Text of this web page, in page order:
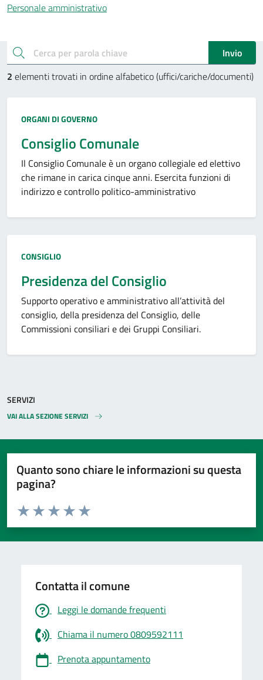
Personale amministrativo
Esplora gli uffici e aree
cerca
Invio
2 elementi trovati in ordine alfabetico (uffici/cariche/documenti)
Tipo amministrazione:
ORGANI DI GOVERNO
Consiglio Comunale
Il Consiglio Comunale è un organo collegiale ed elettivo
che rimane in carica cinque anni. Esercita funzioni di
indirizzo e controllo politico-amministrativo
Tipo amministrazione:
CONSIGLIO
Presidenza del Consiglio
Supporto operativo e amministrativo all’attività del
consiglio, della presidenza del Consiglio, delle
Commissioni consiliari e dei Gruppi Consiliari.
SERVIZI
VAI ALLA SEZIONE SERVIZI
Quanto sono chiare le informazioni su questa
pagina?
Valuta da 1 a 5 stelle la pagina
Valuta 5 stelle su 5
Valuta 4 stelle su 5
Valuta 3 stelle su 5
Valuta 2 stelle su 5
Valuta 1 stelle su 5
Contatta il comune
Leggi le domande frequenti
Chiama il numero 0809592111
Prenota appuntamento